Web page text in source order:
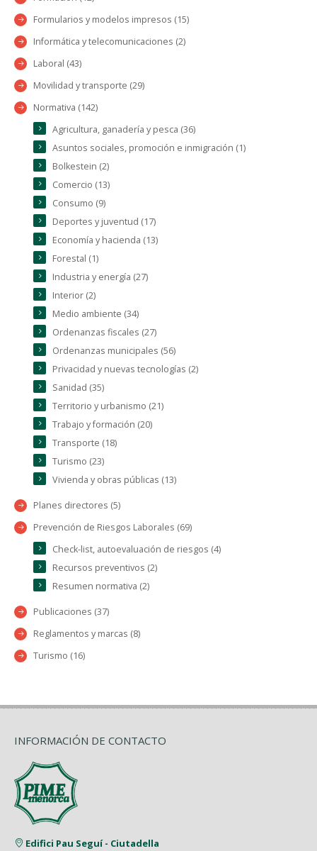
Formularios y modelos impresos (15)
Informática y telecomunicaciones (2)
Laboral (43)
Movilidad y transporte (29)
Normativa (142)
Agricultura, ganadería y pesca (36)
Asuntos sociales, promoción e inmigración (1)
Bolkestein (2)
Comercio (13)
Consumo (9)
Deportes y juventud (17)
Economía y hacienda (13)
Forestal (1)
Industria y energía (27)
Interior (2)
Medio ambiente (34)
Ordenanzas fiscales (27)
Ordenanzas municipales (56)
Privacidad y nuevas tecnologías (2)
Sanidad (35)
Territorio y urbanismo (21)
Trabajo y formación (20)
Transporte (18)
Turismo (23)
Vivienda y obras públicas (13)
Planes directores (5)
Prevención de Riesgos Laborales (69)
Check-list, autoevaluación de riesgos (4)
Recursos preventivos (2)
Resumen normativa (2)
Publicaciones (37)
Reglamentos y marcas (8)
Turismo (16)
INFORMACIÓN DE CONTACTO
Edifici Pau Seguí - Ciutadella